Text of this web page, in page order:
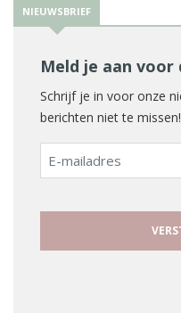
NIEUWSBRIEF
Meld je aan
Schrijf je in voor onze
berichten niet te missen!
E-
mailadres